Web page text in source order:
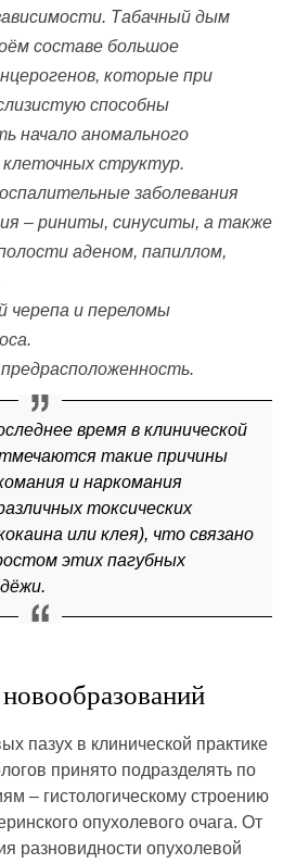
Табачный дым
составе большое
которые при
способны
начало аномального
структур.
заболевания
– риниты, синуситы, а также
аденом, папиллом,
черепа и переломы
время в клинической
такие причины
и наркомания
токсических
или клея), что связано
этих пагубных
пазух в клинической практике
принято подразделять по
– гистологическому строению
опухолевого очага. От
разновидности опухолевой